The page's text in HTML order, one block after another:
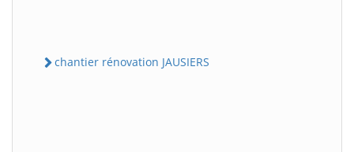
chantier rénovation JAUSIERS